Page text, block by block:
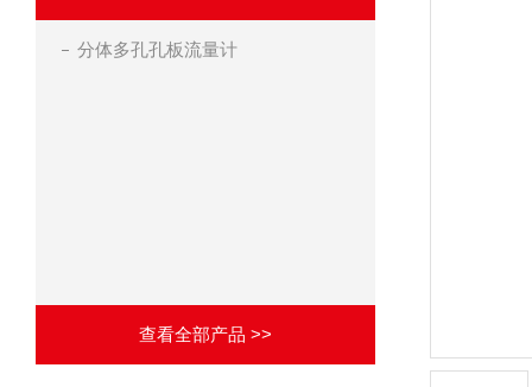
分体多孔孔板流量计
查看全部产品 >>